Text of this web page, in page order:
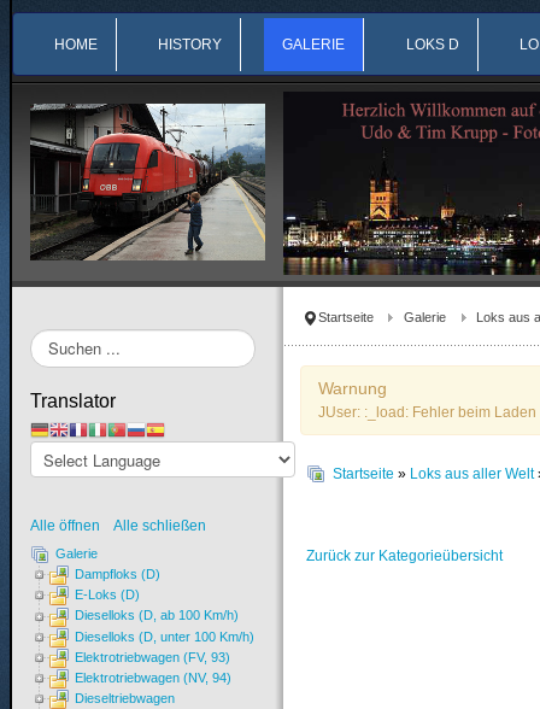
HOME HISTORY GALERIE LOKS D
Startseite Galerie Loks aus
Warnung
JUser: :_load: Fehler beim
Startseite » Loks aus aller Welt
Zurück zur Kategorieübersicht
Suchen
...
Translator
Alle öffnen Alle schließen
Galerie
Dampfloks (D)
E-Loks (D)
Dieselloks (D, ab 100 Km/h)
Dieselloks (D, unter 100 Km/h)
Elektrotriebwagen (FV, 93)
Elektrotriebwagen (NV, 94)
Dieseltriebwagen